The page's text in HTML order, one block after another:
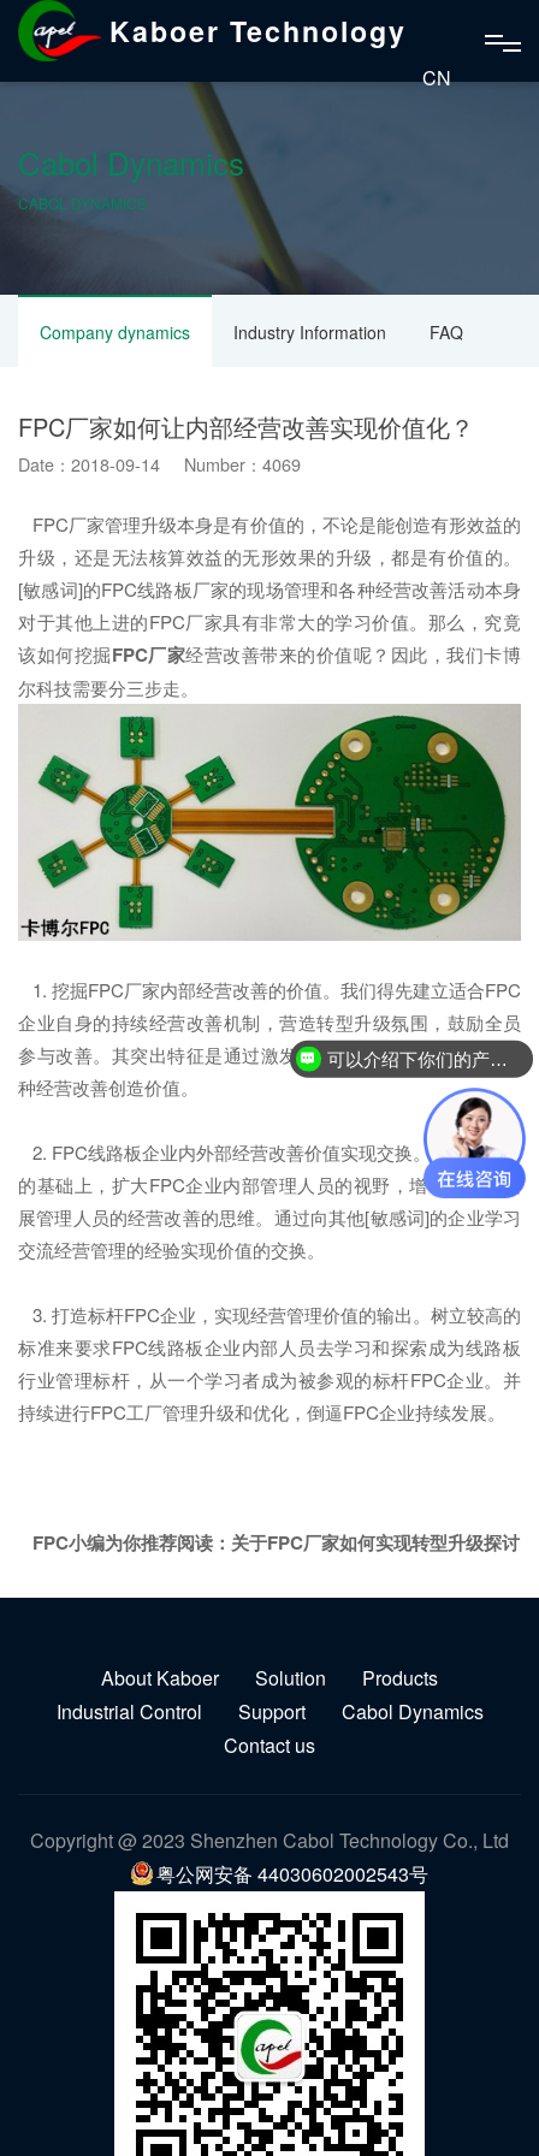
Kaboer Technology
CN
Cabol Dynamics
CABOL DYNAMICS
Company dynamics Industry Information FAQ
FPC厂家如何让内部经营改善实现价值化？
Date：2018-09-14 Number：4069
FPC厂家管理升级本身是有价值的，不论是能创造有形效益的
升级，还是无法核算效益的无形效果的升级，都是有价值的。
[敏感词]的FPC线路板厂家的现场管理和各种经营改善活动本身
对于其他上进的FPC厂家具有非常大的学习价值。那么，究竟
该如何挖掘FPC厂家经营改善带来的价值呢？因此，我们卡博
尔科技需要分三步走。
1. 挖掘FPC厂家内部经营改善的价值。我们得先建立适合FPC
企业自身的持续经营改善机制，营造转型升级氛围，鼓励全员
参与改善。其突出特征是通过激发FPC企业员工智慧，通过各
种经营改善创造价值。
2. FPC线路板企业内外部经营改善价值实现交换。在价值创造
的基础上，扩大FPC企业内部管理人员的视野，增长见识，拓
展管理人员的经营改善的思维。通过向其他[敏感词]的企业学习
交流经营管理的经验实现价值的交换。
3. 打造标杆FPC企业，实现经营管理价值的输出。树立较高的
标准来要求FPC线路板企业内部人员去学习和探索成为线路板
行业管理标杆，从一个学习者成为被参观的标杆FPC企业。并
持续进行FPC工厂管理升级和优化，倒逼FPC企业持续发展。
FPC小编为你推荐阅读： 关于FPC厂家如何实现转型升级探讨
About Kaboer Solution
Products
Industrial Control
Support
Cabol Dynamics
Contact us
Copyright @ 2023 Shenzhen Cabol Technology Co., Ltd
粤公网安备 44030602002543号
可以介绍下你们的产品么？
你们是怎么收费的呢？